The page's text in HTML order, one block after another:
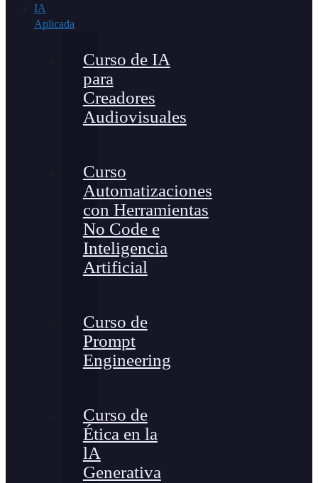
IA
Aplicada
Curso de IA
para
Creadores
Audiovisuales
Curso
Automatizaciones
con Herramientas
No Code e
Inteligencia
Artificial
Curso de
Prompt
Engineering
Curso de
Ética en la
lA
Generativa